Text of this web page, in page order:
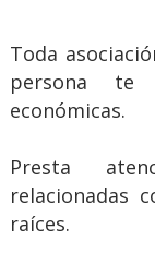
Toda
persona te
económicas.
Presta
relacionadas
raíces.